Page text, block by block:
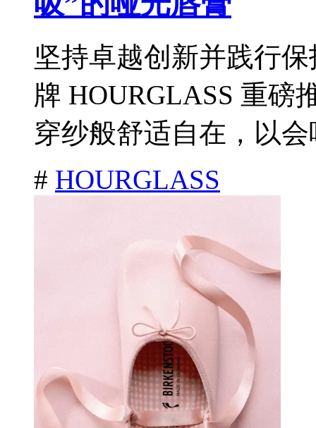
坚持卓越创新并践行
牌 HOURGLASS 重磅
穿纱般舒适自在，以
# HOURGLASS